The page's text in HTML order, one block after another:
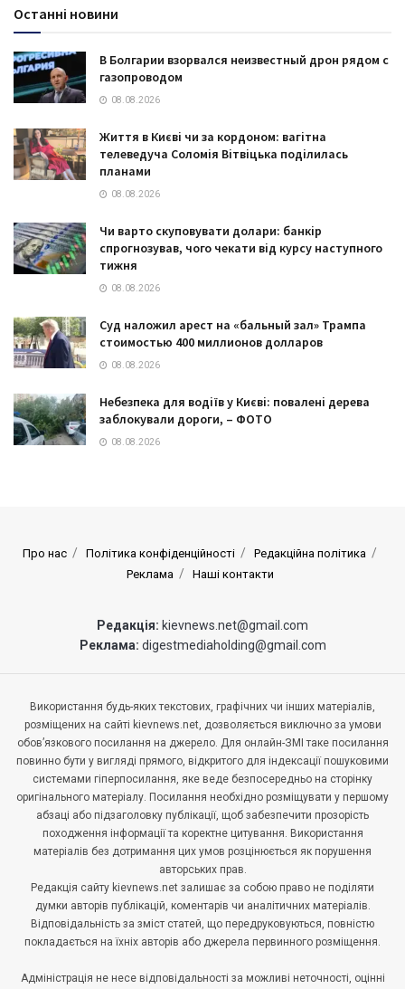
Останні новини
В Болгарии взорвался неизвестный дрон рядом с
газопроводом
08.08.2026
Життя в Києві чи за кордоном: вагітна
телеведуча Соломія Вітвіцька поділилась
планами
08.08.2026
Чи варто скуповувати долари: банкір
спрогнозував, чого чекати від курсу наступного
тижня
08.08.2026
Суд наложил арест на «бальный зал» Трампа
стоимостью 400 миллионов долларов
08.08.2026
Небезпека для водіїв у Києві: повалені дерева
заблокували дороги, – ФОТО
08.08.2026
Про нас Політика конфіденційності
Редакційна політика
Реклама
Наші контакти
Редакція: kievnews.net@gmail.com
Реклама: digestmediaholding@gmail.com
Використання будь-яких текстових, графічних чи інших матеріалів,
розміщених на сайті kievnews.net, дозволяється виключно за умови
обов’язкового посилання на джерело. Для онлайн-ЗМІ таке посилання
повинно бути у вигляді прямого, відкритого для індексації пошуковими
системами гіперпосилання, яке веде безпосередньо на сторінку
оригінального матеріалу. Посилання необхідно розміщувати у першому
абзаці або підзаголовку публікації, щоб забезпечити прозорість
походження інформації та коректне цитування. Використання
матеріалів без дотримання цих умов розцінюється як порушення
авторських прав.
Редакція сайту kievnews.net залишає за собою право не поділяти
думки авторів публікацій, коментарів чи аналітичних матеріалів.
Відповідальність за зміст статей, що передруковуються, повністю
покладається на їхніх авторів або джерела первинного розміщення.
Адміністрація не несе відповідальності за можливі неточності, оцінні